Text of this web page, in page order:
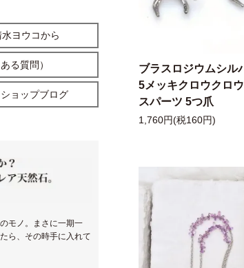
ブラスロジウムシル
5メッキクロウクロ
スパーツ 5つ爪
1,760円(税160円)
ヨウコから
る質問）
ョップブログ
モノ。まさに一期一
ら、その時手に入れて